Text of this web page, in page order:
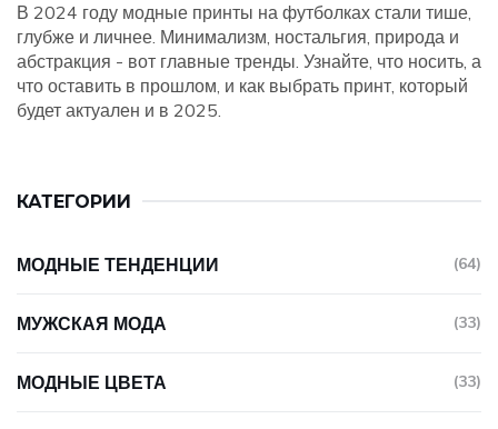
В 2024 году модные принты на футболках стали тише,
глубже и личнее. Минимализм, ностальгия, природа и
абстракция - вот главные тренды. Узнайте, что носить, а
что оставить в прошлом, и как выбрать принт, который
будет актуален и в 2025.
КАТЕГОРИИ
МОДНЫЕ ТЕНДЕНЦИИ (64)
МУЖСКАЯ МОДА (33)
МОДНЫЕ ЦВЕТА (33)